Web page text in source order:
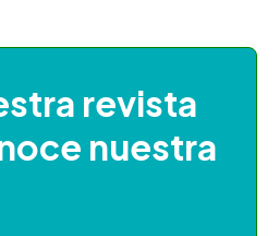
revista
nuestra